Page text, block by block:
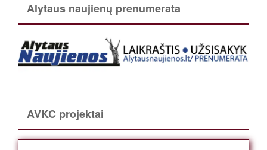
Alytaus naujienų prenumerata
AVKC projektai